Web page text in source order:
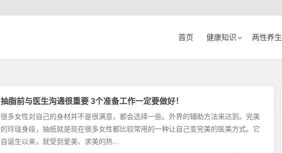
首页 健康知识 两性养生
抽脂前与医生沟通很重要 3个准备工作一定要做好！
很多女性对自己的身材并不是很满意，都会选择一些。外界的辅助方法来达到。完美
的玲珑身段，抽纸就是现在很多女性都比较常用的一种让自己变完美的医美方式。它
自诞生以来，就受到爱美、求美的热...